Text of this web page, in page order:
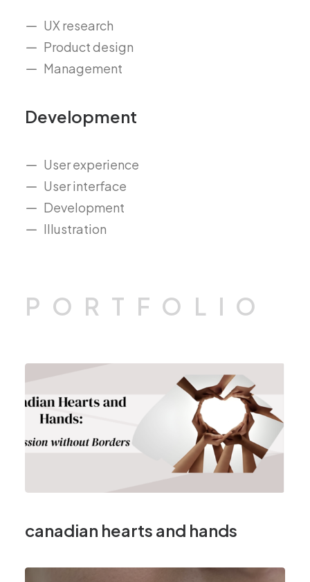
UX research
Product design
Management
Development
User experience
User interface
Development
Illustration
P O R T F O L I O
canadian hearts and hands